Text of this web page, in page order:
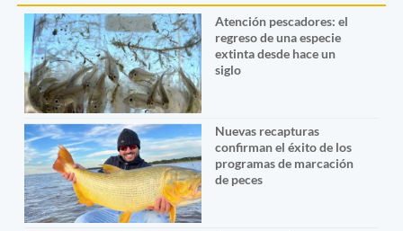
Atención pescadores: el
regreso de una especie
extinta desde hace un
siglo
Nuevas recapturas
confirman el éxito de los
programas de marcación
de peces